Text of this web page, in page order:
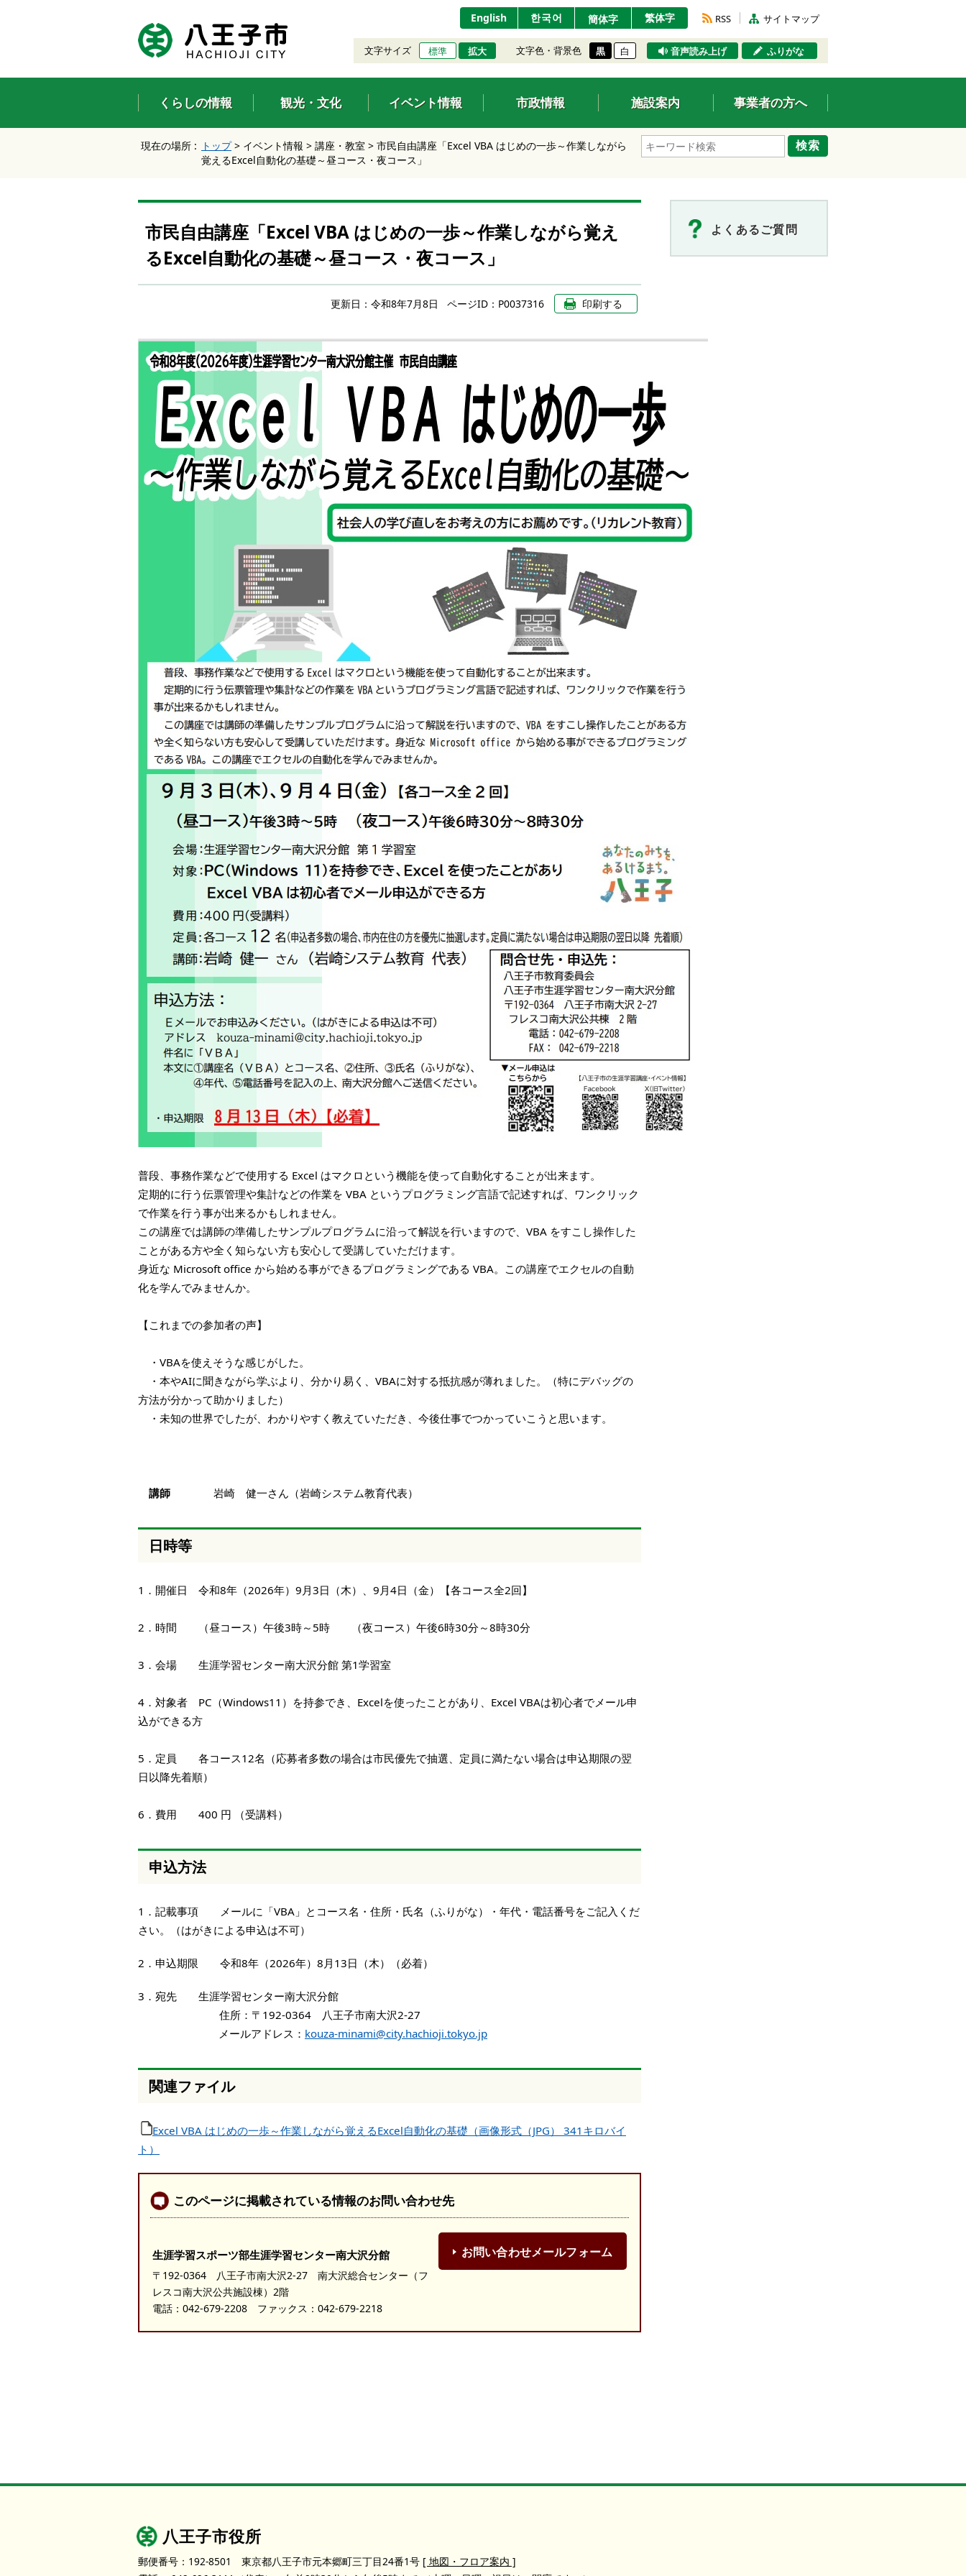
ン
タ
ー
キ
ナ
ビ
ョ
を
キ
プ
へ
English 한국어 簡体字 繁体字 RSS サイトマップ
文字サイズ 標準 拡大 文字色・背景色 黒 白 音声読み上げ ふりがな
くらしの情報 観光・文化 イベント情報 市政情報 施設案内 事業者の方へ
検索
現在の場所 : トップ> イベント情報 > 講座・教室 > 市民自由講座「Excel VBA はじめの一歩～作業しながら
覚えるExcel自動化の基礎～昼コース・夜コース」
市民自由講座「Excel VBA はじめの一歩～作業しながら覚え
るExcel自動化の基礎～昼コース・夜コース」
更新日： 令和8年7月8日 ページID：P0037316 印刷する
普段、事務作業などで使用する Excel はマクロという機能を使って自動化することが出来ます。
定期的に行う伝票管理や集計などの作業を VBA というプログラミング言語で記述すれば、ワンクリック
で作業を行う事が出来るかもしれません。
この講座では講師の準備したサンプルプログラムに沿って解説を行いますので、VBA をすこし操作した
ことがある方や全く知らない方も安心して受講していただけます。
身近な Microsoft office から始める事ができるプログラミングである VBA。この講座でエクセルの自動
化を学んでみませんか。
【これまでの参加者の声】
・VBAを使えそうな感じがした。
・本やAIに聞きながら学ぶより、分かり易く、VBAに対する抵抗感が薄れました。（特にデバッグの
方法が分かって助かりました）
・未知の世界でしたが、わかりやすく教えていただき、今後仕事でつかっていこうと思います。
講師 岩崎 健一さん（岩崎システム教育代表）
日時等
1．開催日 令和8年（2026年）9月3日（木）、9月4日（金）【各コース全2回】
2．時間 （昼コース）午後3時～5時 （夜コース）午後6時30分～8時30分
3．会場 生涯学習センター南大沢分館 第1学習室
4．対象者 PC（Windows11）を持参でき、Excelを使ったことがあり、Excel VBAは初心者でメール申
込ができる方
5．定員 各コース12名（応募者多数の場合は市民優先で抽選、定員に満たない場合は申込期限の翌
日以降先着順）
6．費用 400 円 （受講料）
申込方法
1．記載事項 メールに「VBA」とコース名・住所・氏名（ふりがな）・年代・電話番号をご記入くだ
さい。（はがきによる申込は不可）
2．申込期限 令和8年（2026年）8月13日（木）（必着）
3．宛先 生涯学習センター南大沢分館
住所：〒192-0364 八王子市南大沢2-27
メールアドレス： kouza-minami@city.hachioji.tokyo.jp
関連ファイル
Excel VBA はじめの一歩～作業しながら覚えるExcel自動化の基礎（画像形式（JPG） 341キロバイ
ト）
このページに掲載されている情報のお問い合わせ先
生涯学習スポーツ部生涯学習センター南大沢分館
〒192-0364 八王子市南大沢2-27 南大沢総合センター（フ
レスコ南大沢公共施設棟）2階
電話： 042-679-2208 ファックス：042-679-2218
お問い合わせメールフォーム
よくあるご質問
八王子市役所
郵便番号：192-8501 東京都八王子市元本郷町三丁目24番1号 [ 地図・フロア案内 ]